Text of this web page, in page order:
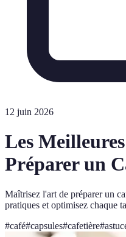
12 juin 2026
Les
Préparer un
Maîtrisez l'art de préparer un
pratiques et optimisez chaque
#café#capsules#cafetière#